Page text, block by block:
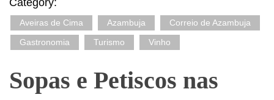
Category:
Aveiras de Cima Azambuja
Correio de Azambuja
Gastronomia
Turismo Vinho
Sopas e Petiscos nas